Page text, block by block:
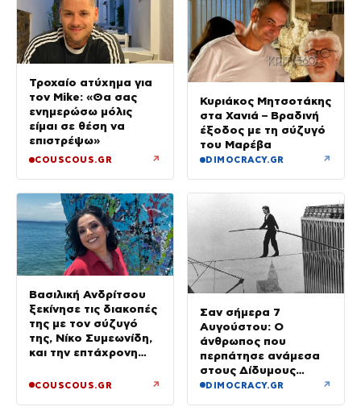
Τροχαίο ατύχημα για
τον Mike: «Θα σας
ενημερώσω μόλις
είμαι σε θέση να
επιστρέψω»
COUSCOUS.GR ↗
Κυριάκος Μητσοτάκης
στα Χανιά – Βραδινή
έξοδος με τη σύζυγό
του Μαρέβα
DIMOCRACY.GR ↗
Βασιλική Ανδρίτσου
ξεκίνησε τις διακοπές
της με τον σύζυγό
της, Νίκο Συμεωνίδη,
και την επτάχρονη
COUSCOUS.GR ↗
Σαν σήμερα 7
Αυγούστου: Ο
άνθρωπος που
περπάτησε ανάμεσα
στους Δίδυμους
Πύργους
DIMOCRACY.GR ↗